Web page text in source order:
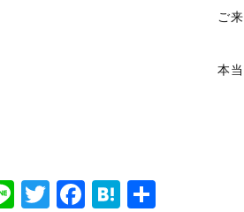
ご
本
LineTwitter
Facebook
Hatena